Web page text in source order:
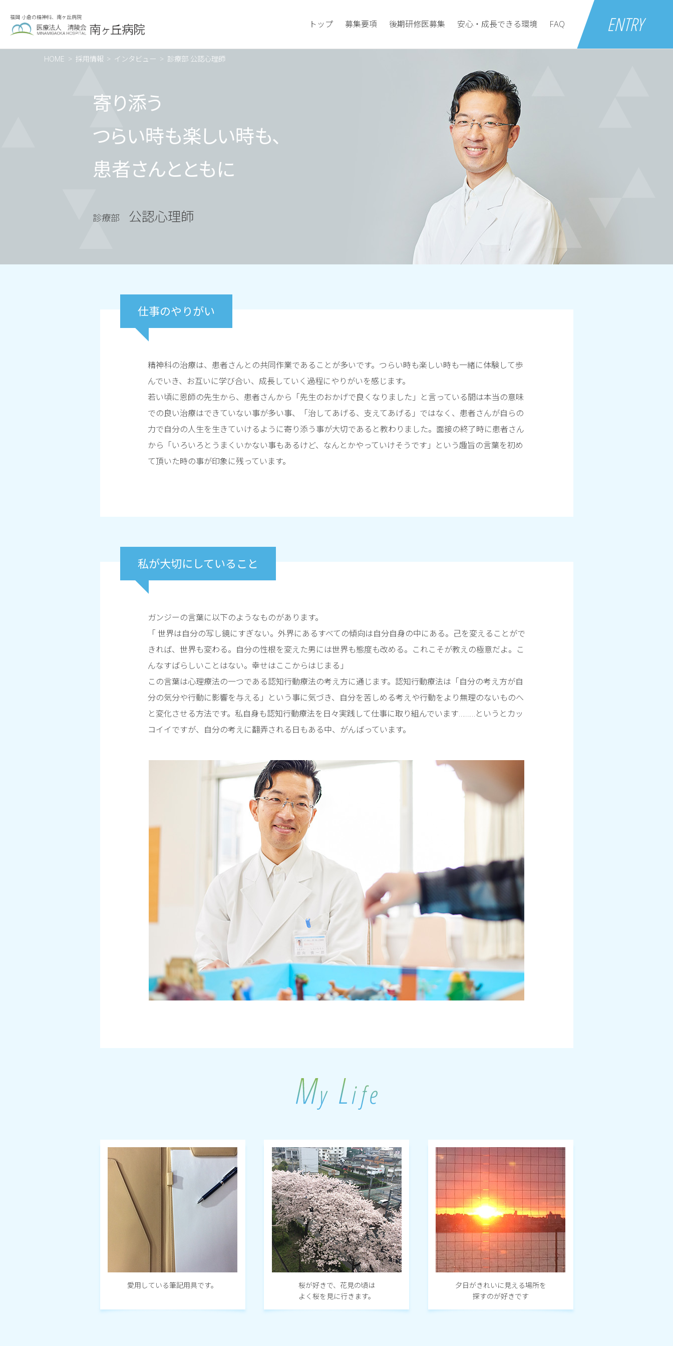
福岡 小倉の精神科、南ヶ丘病院
トップ 募集要項 後期研修医募集 安心・成長できる環境 FAQ ENTRY
寄り添う
つらい時も楽しい時も、
患者さんとともに
診療部 公認心理師
HOME 採用情報 インタビュー 診療部 公認心理師
仕事のやりがい
精神科の治療は、患者さんとの共同作業であることが多いです。つらい時も楽しい時も一緒に体験して歩
んでいき、お互いに学び合い、成長していく過程にやりがいを感じます。
若い頃に恩師の先生から、患者さんから「先生のおかげで良くなりました」と言っている間は本当の意味
での良い治療はできていない事が多い事、「治してあげる、支えてあげる」ではなく、患者さんが自らの
力で自分の人生を生きていけるように寄り添う事が大切であると教わりました。面接の終了時に患者さん
から「いろいろとうまくいかない事もあるけど、なんとかやっていけそうです」という趣旨の言葉を初め
て頂いた時の事が印象に残っています。
私が大切にしていること
ガンジーの言葉に以下のようなものがあります。
「 世界は自分の写し鏡にすぎない。外界にあるすべての傾向は自分自身の中にある。己を変えることがで
きれば、世界も変わる。自分の性根を変えた男には世界も態度も改める。これこそが教えの極意だよ。こ
んなすばらしいことはない。幸せはここからはじまる」
この言葉は心理療法の一つである認知行動療法の考え方に通じます。認知行動療法は「自分の考え方が自
分の気分や行動に影響を与える」という事に気づき、自分を苦しめる考えや行動をより無理のないものへ
と変化させる方法です。私自身も認知行動療法を日々実践して仕事に取り組んでいます………というとカッ
コイイですが、自分の考えに翻弄される日もある中、がんばっています。
愛用している筆記用具です。
桜が好きで、花見の頃は
よく桜を見に行きます。
夕日がきれいに見える場所を
探すのが好きです